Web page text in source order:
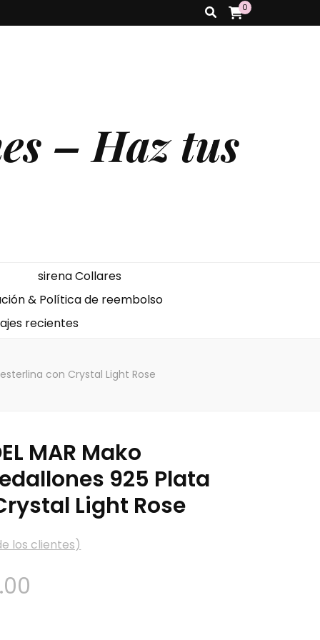
0
– Haz tus
sirena Collares
& Política de reembolso
recientes
esterlina con Crystal Light Rose
MAR Mako
925 Plata
Light Rose
los clientes)